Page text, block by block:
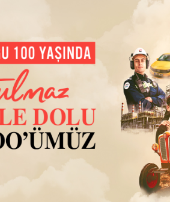
olan Beko 1000 TR;
ve darbelere dayanıklı dış
Cihaz içindeki SIM kart
mali hafızası, ve 1